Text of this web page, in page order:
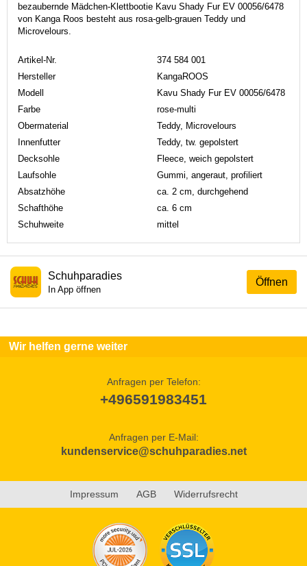
bezaubernde Mädchen-Klettbootie Kavu Shady Fur EV 00056/6478
von Kanga Roos besteht aus rosa-gelb-grauen Teddy und
Microvelours.
Artikel-Nr.
374 584 001
Hersteller
KangaROOS
Modell
Kavu Shady Fur EV 00056/6478
Farbe
rose-multi
Obermaterial
Teddy, Microvelours
Innenfutter
Teddy, tw. gepolstert
Decksohle
Fleece, weich gepolstert
Laufsohle
Gummi, angeraut, profiliert
Absatzhöhe
ca. 2 cm, durchgehend
Schafthöhe
ca. 6 cm
Schuhweite
mittel
Öffnen
Schuhparadies
In App öffnen
Wir helfen gerne weiter
Anfragen per Telefon:
+496591983451
Anfragen per E-Mail:
kundenservice@schuhparadies.net
Impressum AGB Widerrufsrecht